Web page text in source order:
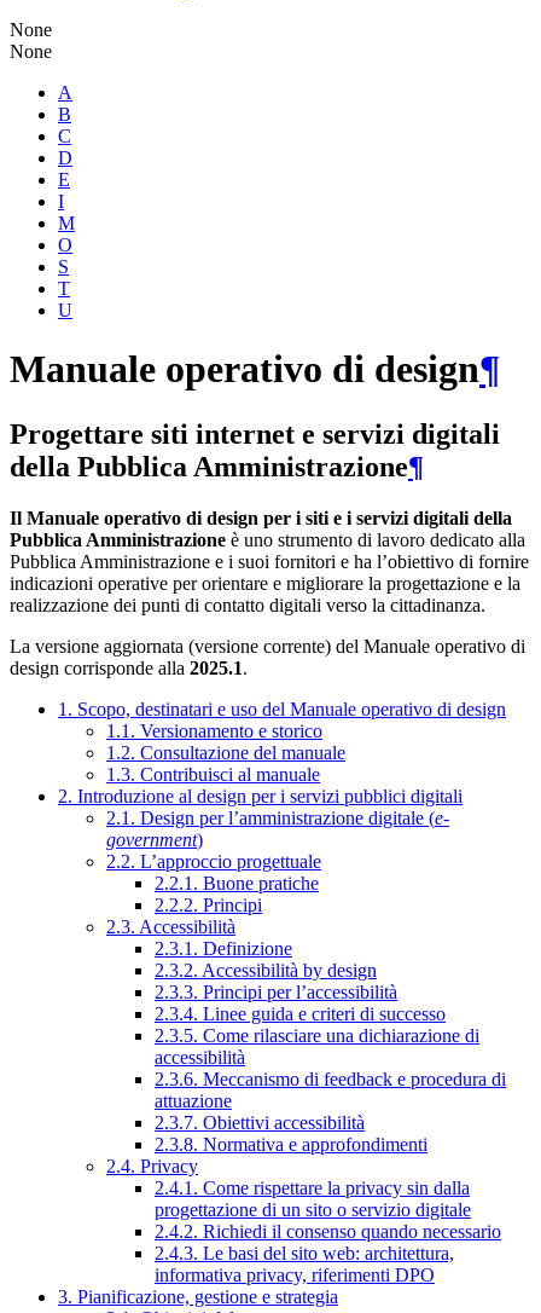
None
None
A
B
C
D
E
I
M
O
S
T
U
Manuale operativo di design¶
Progettare siti internet e servizi digitali
della Pubblica Amministrazione¶
Il Manuale operativo di design per i siti e i servizi digitali della
Pubblica Amministrazione è uno strumento di lavoro dedicato alla
Pubblica Amministrazione e i suoi fornitori e ha l’obiettivo di fornire
indicazioni operative per orientare e migliorare la progettazione e la
realizzazione dei punti di contatto digitali verso la cittadinanza.
La versione aggiornata (versione corrente) del Manuale operativo di
design corrisponde alla 2025.1.
1. Scopo, destinatari e uso del Manuale operativo di design
1.1. Versionamento e storico
1.2. Consultazione del manuale
1.3. Contribuisci al manuale
2. Introduzione al design per i servizi pubblici digitali
2.1. Design per l’amministrazione digitale (e-
government)
2.2. L’approccio progettuale
2.2.1. Buone pratiche
2.2.2. Principi
2.3. Accessibilità
2.3.1. Definizione
2.3.2. Accessibilità by design
2.3.3. Principi per l’accessibilità
2.3.4. Linee guida e criteri di successo
2.3.5. Come rilasciare una dichiarazione di
accessibilità
2.3.6. Meccanismo di feedback e procedura di
attuazione
2.3.7. Obiettivi accessibilità
2.3.8. Normativa e approfondimenti
2.4. Privacy
2.4.1. Come rispettare la privacy sin dalla
progettazione di un sito o servizio digitale
2.4.2. Richiedi il consenso quando necessario
2.4.3. Le basi del sito web: architettura,
informativa privacy, riferimenti DPO
3. Pianificazione, gestione e strategia